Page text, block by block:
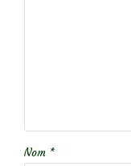
Nom *